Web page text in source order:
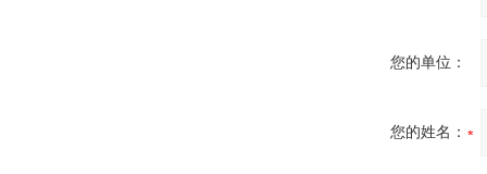
您的单位：
您的姓名：